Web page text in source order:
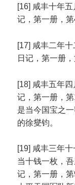
[16] 咸丰十年
记，第一册，第
[17] 咸丰二年
日记，第一册，
[18] 咸丰五年
记，第一册，
是当今国宝之
的徐燮钧。
[19] 咸丰三年
当十钱一枚，
记，第一册，